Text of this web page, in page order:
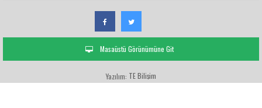
Masaüstü Görünümüne Git
Yazılım: TE Bilişim